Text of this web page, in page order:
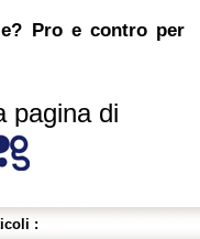
Pro e contro per
pagina di
: